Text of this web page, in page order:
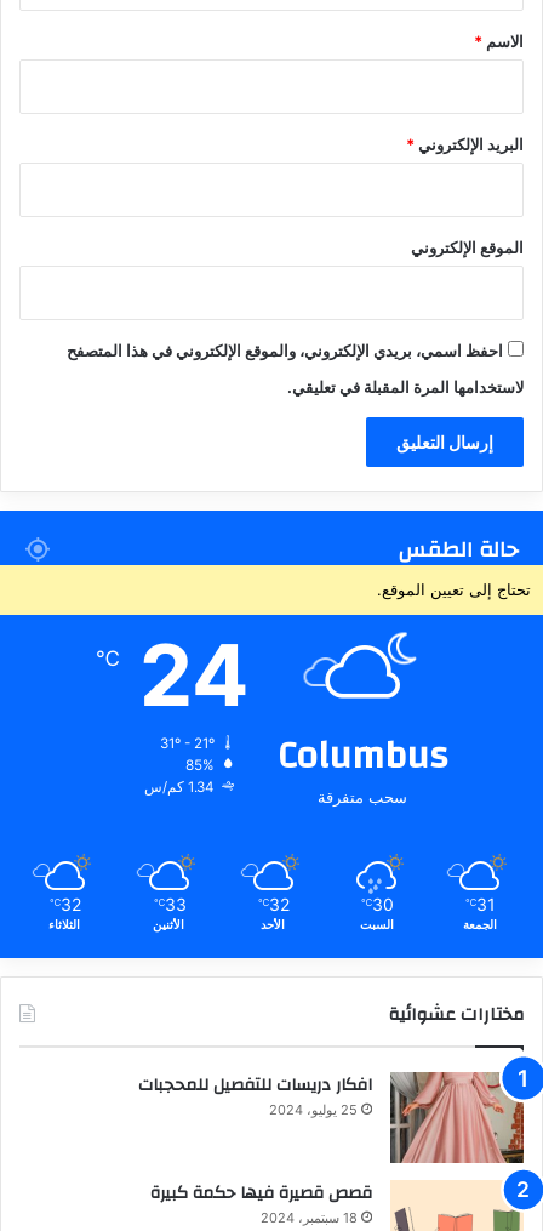
*
الاسم *
البريد الإلكتروني*
الموقع الإلكتروني
احفظ اسمي، بريدي الإلكتروني، والموقع الإلكتروني في هذا المتصفح
لاستخدامها المرة المقبلة في تعليقي.
حالة الطقس
تحتاج إلى تعيين الموقع.
Columbus
سحب متفرقة
24
℃
85%
1.34 كم/س
31
℃
الجمعة
30
℃
السبت
32
℃
الأحد
33
℃
الأثنين
32
℃
الثلاثاء
مختارات عشوائية
افكار دريسات للتفصيل للمحجبات
25 يوليو، 2024
قصص قصيرة فيها حكمة كبيرة
18 سبتمبر، 2024